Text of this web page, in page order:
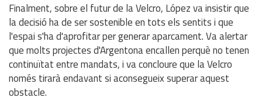
Finalment, sobre el futur de la Velcro, López va insistir que
la decisió ha de ser sostenible en tots els sentits i que
l'espai s'ha d'aprofitar per generar aparcament. Va alertar
que molts projectes d'Argentona encallen perquè no tenen
continuïtat entre mandats, i va concloure que la Velcro
només tirarà endavant si aconsegueix superar aquest
obstacle.